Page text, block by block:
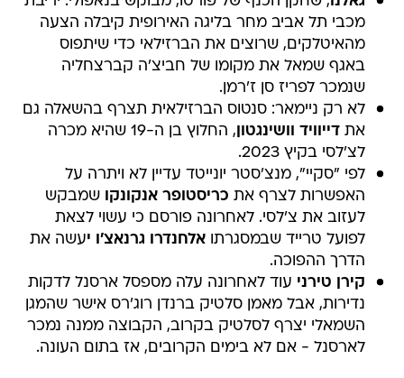
מכבי תל אביב מחר בליגה האירופית קיבלה הצעה
מהאיטלקים, שרוצים את הברזילאי כדי שיתפוס
באגף שמאל את מקומו של חביצ'ה קברצחליה
שנמכר לפריז סן ז'רמן.
לא רק ניימאר: סנטוס הברזילאית תצרף בהשאלה גם
אתדייוויד וושינגטון
, החלוץ בן ה-19 שהיא מכרה
לצ'לסי בקיץ 2023.
לפי "סקיי", מנצ'סטר יונייטד עדיין לא ויתרה על
האפשרות לצרף את כריסטופר אנקונקו
שמבקש
לעזוב את צ'לסי. לאחרונה פורסם כי עשוי לצאת
לפועל טרייד שבמסגרתואלחנדרו גרנאצ'ו יעשה את
הדרך ההפוכה.
קירן טירני עוד לאחרונה עלה מספסל ארסנל לדקות
נדירות, אבל מאמן סלטיק ברנדן רוג'רס אישר שהמגן
השמאלי יצרף לסלטיק בקרוב, הקבוצה ממנה נמכר
לארסנל - אם לא בימים הקרובים, אז בתום העונה.